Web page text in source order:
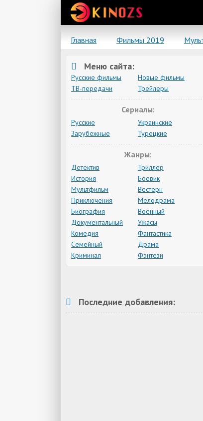
Главная Фильмы 2019
Меню сайта:
Русские фильмы
Новые фильмы
ТВ-передачи
Трейлеры
Сериалы:
Русские
Украинские
Зарубежные
Турецкие
Жанры:
Детектив
Триллер
История
Боевик
Мультфильм
Вестерн
Приключения
Мелодрама
Биография
Военный
Документальный
Ужасы
Комедия
Фантастика
Семейный
Драма
Криминал
Фэнтези
Последние добавления: